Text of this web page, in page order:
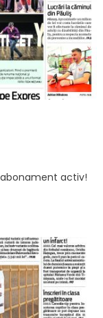
activ!